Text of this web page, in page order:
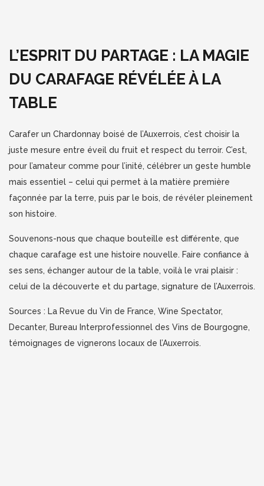
L’ESPRIT DU PARTAGE : LA MAGIE
DU CARAFAGE RÉVÉLÉE À LA
TABLE
Carafer un Chardonnay boisé de l’Auxerrois, c’est choisir la
juste mesure entre éveil du fruit et respect du terroir. C’est,
pour l’amateur comme pour l’inité, célébrer un geste humble
mais essentiel – celui qui permet à la matière première
façonnée par la terre, puis par le bois, de révéler pleinement
son histoire.
Souvenons-nous que chaque bouteille est différente, que
chaque carafage est une histoire nouvelle. Faire confiance à
ses sens, échanger autour de la table, voilà le vrai plaisir :
celui de la découverte et du partage, signature de l’Auxerrois.
Sources : La Revue du Vin de France, Wine Spectator,
Decanter, Bureau Interprofessionnel des Vins de Bourgogne,
témoignages de vignerons locaux de l’Auxerrois.